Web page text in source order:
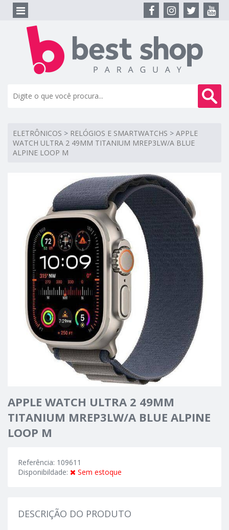
ELETRÔNICOS > RELÓGIOS E SMARTWATCHS > APPLE
WATCH ULTRA 2 49MM TITANIUM MREP3LW/A BLUE
ALPINE LOOP M
APPLE WATCH ULTRA 2 49MM
TITANIUM MREP3LW/A BLUE ALPINE
LOOP M
Referência: 109611
Disponibildade:
Sem estoque
DESCRIÇÃO DO PRODUTO